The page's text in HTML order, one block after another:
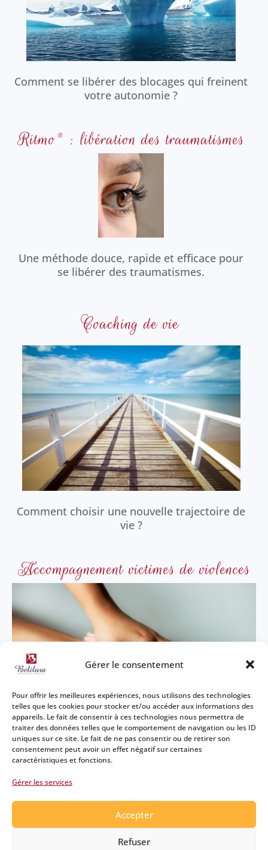
Gérer le consentement
Pour offrir les meilleures expériences, nous utilisons des technologies
telles que les cookies pour stocker et/ou accéder aux informations des
appareils. Le fait de consentir à ces technologies nous permettra de
traiter des données telles que le comportement de navigation ou les ID
uniques sur ce site. Le fait de ne pas consentir ou de retirer son
consentement peut avoir un effet négatif sur certaines
caractéristiques et fonctions.
Gérer les services
Accepter
Refuser
Comment se libérer des blocages qui freinent
votre autonomie ?
Ritmo® : libération des traumatismes
Une méthode douce, rapide et efficace pour
se libérer des traumatismes.
Coaching de vie
Comment choisir une nouvelle trajectoire de
vie ?
Accompagnement victimes de violences
Un espace de soutien et de reconstruction
pour accompagner celles et ceux touchés par